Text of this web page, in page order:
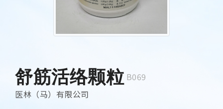
舒筋活络颗粒 B069
医林（马）有限公司